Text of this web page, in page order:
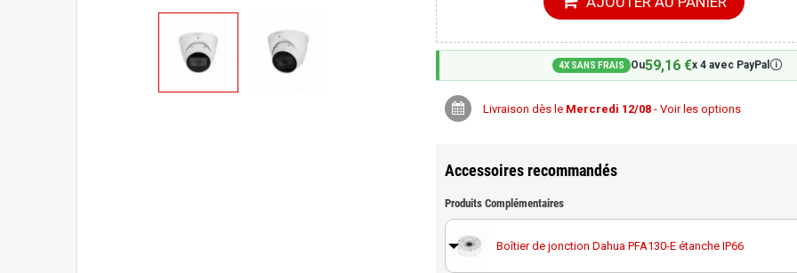
4X SANS FRAIS Ou59,16 €x 4 avec PayPal🛈
Livraison dès le Mercredi 12/08- Voir les options
Accessoires recommandés
Produits Complémentaires
Boîtier de jonction Dahua PFA130-E étanche IP66